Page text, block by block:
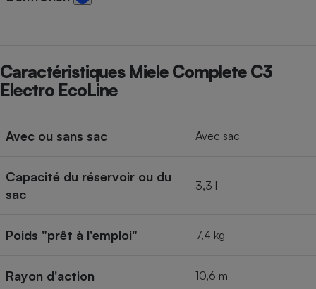
Caractéristiques Miele Complete C3
Electro EcoLine
Avec ou sans sac Avec sac
Capacité du réservoir ou du
sac
3,3 l
Poids "prêt à l'emploi" 7,4 kg
Rayon d'action 10,6 m